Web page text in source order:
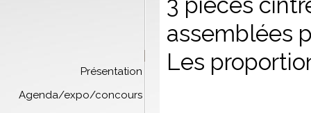
Présentation
Agenda/expo/concours
assemblées
Les